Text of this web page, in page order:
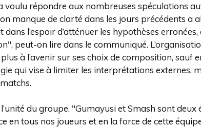
voulu répondre aux nombreuses spéculations
manque de clarté dans les jours précédents a
l’espoir d’atténuer les hypothèses
peut-on lire dans le communiqué.
à l’avenir sur ses choix de composition, sauf
qui vise à limiter les interprétations externes,
du groupe. "Gumayusi et Smash sont deux
en tous nos joueurs et en la force de cette